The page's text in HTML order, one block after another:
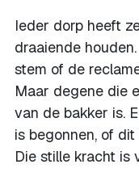
Ieder dorp heeft
draaiende
stem of de
Maar degene die
van de bakker is.
is begonnen, of
Die stille kracht is